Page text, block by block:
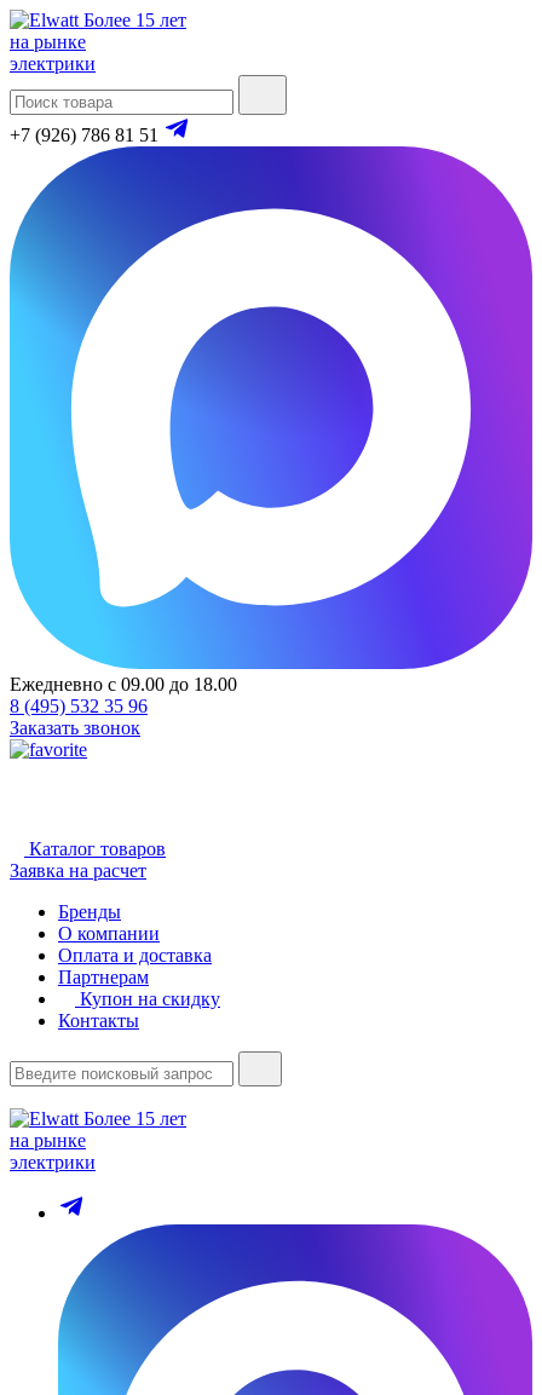
Более 15 лет
на рынке
электрики
+7 (926) 786 81 51
Ежедневно с 09.00 до 18.00
8 (495) 532 35 96
Заказать звонок
Каталог товаров
Заявка на расчет
Бренды
О компании
Оплата и доставка
Партнерам
Купон на скидку
Контакты
Более 15 лет
на рынке
электрики